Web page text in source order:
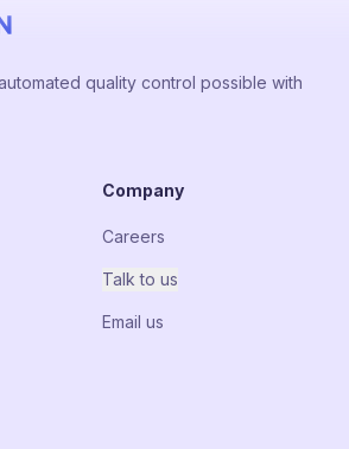
quality control possible with
Company
Careers
Talk to us
Email us